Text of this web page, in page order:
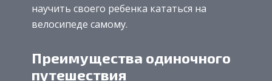
научить своего ребенка кататься на
велосипеде самому.
Преимущества одиночного
путешествия